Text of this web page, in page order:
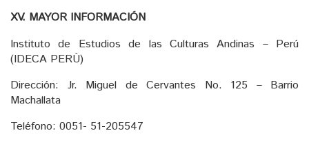
XV. MAYOR INFORMACIÓN
Instituto de Estudios de las Culturas Andinas – Perú
(IDECA PERÚ)
Dirección: Jr. Miguel de Cervantes No. 125 – Barrio
Machallata
Teléfono: 0051- 51-205547